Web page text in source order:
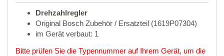
Drehzahlregler
Original Bosch Zubehör / Ersatzteil (1619P07304)
im Gerät verbaut: 1
Bitte prüfen Sie die Typennummer auf Ihrem Gerät, um die